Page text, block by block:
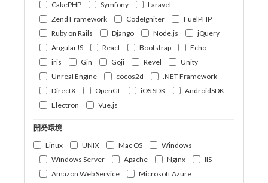
CakePHP
Symfony
Laravel
Zend Framework
CodeIgniter
FuelPHP
Ruby on Rails
Django Node.js
jQuery
AngularJS
React Bootstrap
Echo
iris
Gin Goji Revel
Unity
Unreal Engine
cocos2d
.NET Framework
DirectX
OpenGL iOS SDK
AndroidSDK
Electron
Vue.js
開発環境
Linux
UNIX Mac OS
Windows
Windows Server
Apache Nginx
IIS
Amazon Web Service
Microsoft Azure